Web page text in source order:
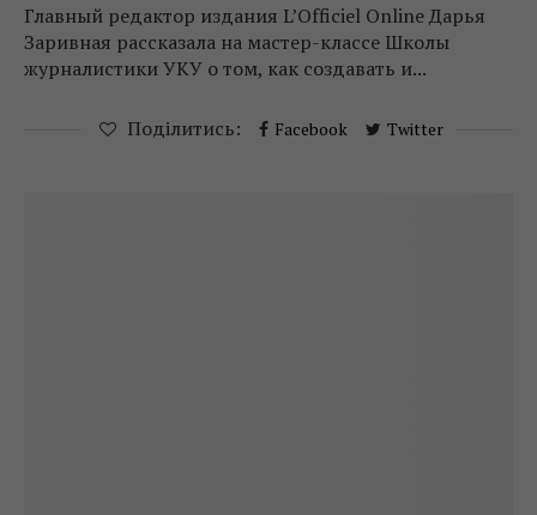
Главный редактор издания L’Officiel Online Дарья
Заривная рассказала на мастер-классе Школы
журналистики УКУ о том, как создавать и...
Поділитись: Facebook Twitter